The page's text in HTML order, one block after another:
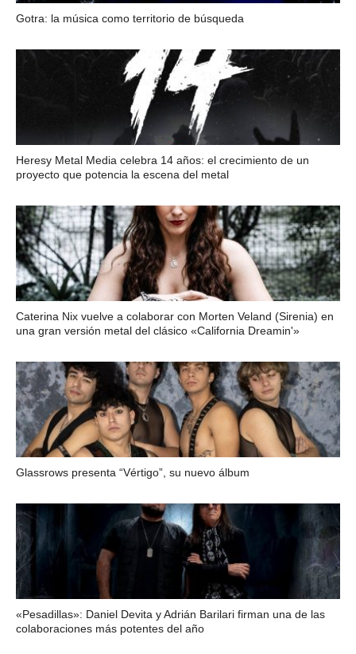
Gotra: la música como territorio de búsqueda
Heresy Metal Media celebra 14 años: el crecimiento de un
proyecto que potencia la escena del metal
Caterina Nix vuelve a colaborar con Morten Veland (Sirenia) en
una gran versión metal del clásico «California Dreamin'»
Glassrows presenta “Vértigo”, su nuevo álbum
«Pesadillas»: Daniel Devita y Adrián Barilari firman una de las
colaboraciones más potentes del año